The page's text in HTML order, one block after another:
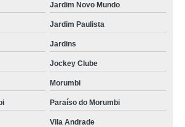
Jardim Novo Mundo
Jardim Paulista
Jardins
Jockey Clube
Morumbi
Paraíso do Morumbi
Vila Andrade